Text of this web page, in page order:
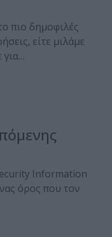
πιο δημοφιλές
είτε μιλάμε
για…
Information
όρος που τον